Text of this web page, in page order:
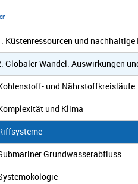
Küstenressourcen und nachhaltige
Globaler Wandel: Auswirkungen
und Nährstoffkreisläufe
und Klima
Grundwasserabfluss